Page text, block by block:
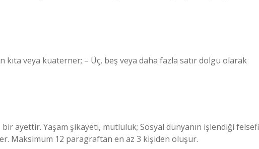
veya kuaterner; – Üç, beş veya daha fazla satır dolgu olarak
ayettir. Yaşam şikayeti, mutluluk; Sosyal dünyanın işlendiği felsefi
Maksimum 12 paragraftan en az 3 kişiden oluşur.